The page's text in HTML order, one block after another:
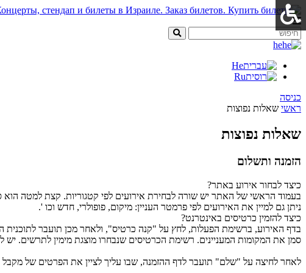
he
He
Ru
כניסה
ראשי שאלות נפוצות
שאלות נפוצות
הזמנה ותשלום
כיצד לבחור אירוע באתר?
בעמוד הראשי של האתר יש שורה לבחירת אירועים לפי קטגוריות. קצת למטה הוא
ניתן גם למיין את האירועים לפי פרמטר העניין: מיקום, פופולרי, חדש וכו '.
כיצד להזמין כרטיסים באינטרנט?
בדף האירוע, ברשימת הפעלות, לחץ על "קנה כרטיס", ולאחר מכן תועבר לתוכנית
סמן את המקומות המעניינים. רשימת הכרטיסים שנבחרו מוצגת מימין לתרשים. יש לך 10 דקות לשלם עבור המקומות
לאחר לחיצה על "שלם" תועבר לדף ההזמנה, שבו עליך לציין את הפרטים של